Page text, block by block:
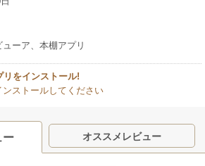
ーア、本棚アプリ
リをインストール!
ンストールしてください
ー オススメレビュー